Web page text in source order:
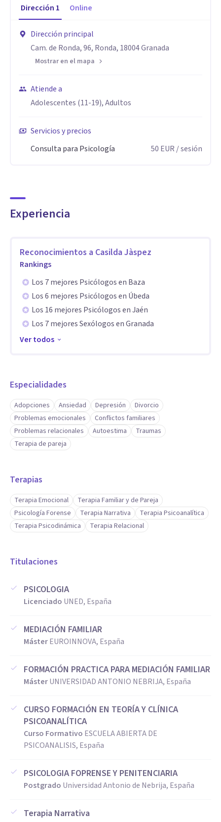
Aptitudes
Trabajo desde una escucha activa y cuando lo considero
o la elaboración de la historia de vida, herramientas que
pueden ayudar a profundizar en el proceso personal.
Dirección 1 Online
Dirección principal
Cam. de Ronda, 96, Ronda, 18004 Granada
Mostrar en el mapa
Atiende a
Adolescentes (11-19), Adultos
Servicios y precios
Consulta para Psicología
50 EUR / sesión
Experiencia
Reconocimientos a Casilda Jàspez
Rankings
Los 7 mejores Psicólogos en Baza
Los 6 mejores Psicólogos en Úbeda
Los 16 mejores Psicólogos en Jaén
Los 7 mejores Sexólogos en Granada
Ver todos
Especialidades
Adopciones Ansiedad Depresión
Divorcio
Problemas emocionales
Conflictos familiares
Problemas relacionales
Autoestima
Traumas
Terapia de pareja
Terapias
Terapia Emocional
Terapia Familiar y de Pareja
Psicología Forense
Terapia Narrativa
Terapia Psicoanalítica
Terapia Psicodinámica
Terapia Relacional
Titulaciones
PSICOLOGIA
Licenciado UNED, España
MEDIACIÓN FAMILIAR
MásterEUROINNOVA, España
FORMACIÓN PRACTICA PARA MEDIACIÓN FAMILIAR
MásterUNIVERSIDAD ANTONIO NEBRIJA, España
CURSO FORMACIÓN EN TEORÍA Y CLÍNICA
PSICOANALÍTICA
Curso Formativo ESCUELA ABIERTA DE
PSICOANALISIS, España
PSICOLOGIA FOPRENSE Y PENITENCIARIA
Postgrado Universidad Antonio de Nebrija, España
Terapia Narrativa